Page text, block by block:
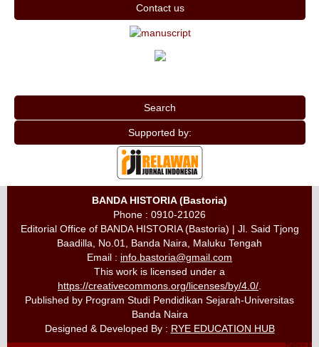
Contact us
Search
Supported by:
BANDA HISTORIA (Bastoria)
Phone : 0910-21026
Editorial Office of BANDA HISTORIA (Bastoria) | Jl. Said Tjong
Baadilla, No.01, Banda Naira, Maluku Tengah
Email : info.bastoria@gmail.com
This work is licensed under a
https://creativecommons.org/licenses/by/4.0/
Published by Program Studi Pendidikan Sejarah-Universitas
Banda Naira
Designed & Developed By : RYE EDUCATION HUB